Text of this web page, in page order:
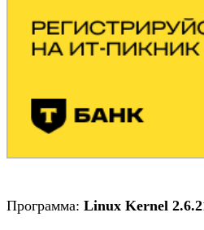
Программа: Linux Kernel